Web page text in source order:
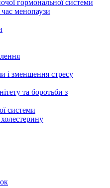
гормональної системи
менопаузи
і зменшення стресу
та боротьби з
системи